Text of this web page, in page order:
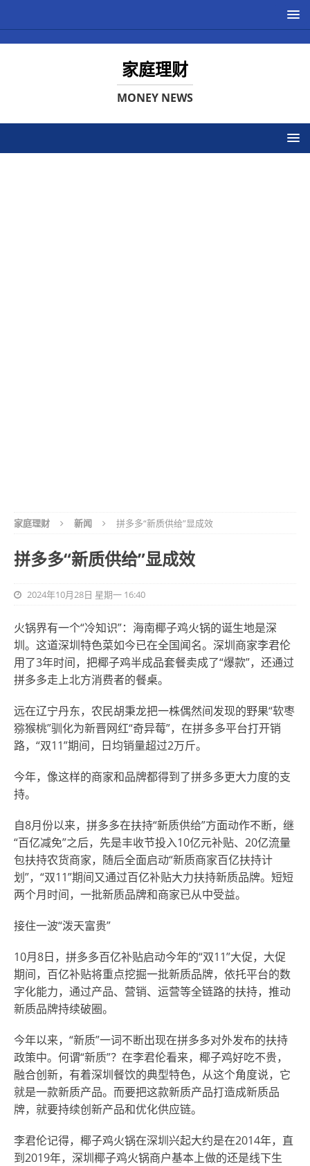
家庭理财
MONEY NEWS
家庭理财 新闻 拼多多“新质供给”显成效
拼多多“新质供给”显成效
2024年10月28日 星期一 16:40
火锅界有一个“冷知识”：海南椰子鸡火锅的诞生地是深
圳。这道深圳特色菜如今已在全国闻名。深圳商家李君伦
用了3年时间，把椰子鸡半成品套餐卖成了“爆款”，还通过
拼多多走上北方消费者的餐桌。
远在辽宁丹东，农民胡秉龙把一株偶然间发现的野果“软枣
猕猴桃”驯化为新晋网红“奇异莓”，在拼多多平台打开销
路，“双11”期间，日均销量超过2万斤。
今年，像这样的商家和品牌都得到了拼多多更大力度的支
持。
自8月份以来，拼多多在扶持“新质供给”方面动作不断，继
“百亿减免”之后，先是丰收节投入10亿元补贴、20亿流量
包扶持农货商家，随后全面启动“新质商家百亿扶持计
划”，“双11”期间又通过百亿补贴大力扶持新质品牌。短短
两个月时间，一批新质品牌和商家已从中受益。
接住一波“泼天富贵”
10月8日，拼多多百亿补贴启动今年的“双11”大促，大促
期间，百亿补贴将重点挖掘一批新质品牌，依托平台的数
字化能力，通过产品、营销、运营等全链路的扶持，推动
新质品牌持续破圈。
今年以来，“新质”一词不断出现在拼多多对外发布的扶持
政策中。何谓“新质”？在李君伦看来，椰子鸡好吃不贵，
融合创新，有着深圳餐饮的典型特色，从这个角度说，它
就是一款新质产品。而要把这款新质产品打造成新质品
牌，就要持续创新产品和优化供应链。
李君伦记得，椰子鸡火锅在深圳兴起大约是在2014年，直
到2019年，深圳椰子鸡火锅商户基本上做的还是线下生